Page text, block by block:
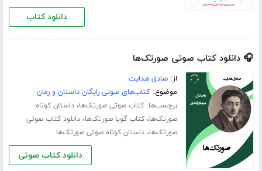
دانلود کتاب
🎧 دانلود کتاب صوتی صورتک‌ها
از:صادق هدایت
موضوع:کتاب‌های صوتی رایگان داستان و رمان
برچسب‌ها:کتاب صوتی صورتک‌ها،داستان کوتاه
صورتک‌ها،کتاب گویا صورتک‌ها،دانلود کتاب صوتی
صورتک‌ها،داستان کوتاه صوتی صورتک‌ها
دانلود کتاب صوتی